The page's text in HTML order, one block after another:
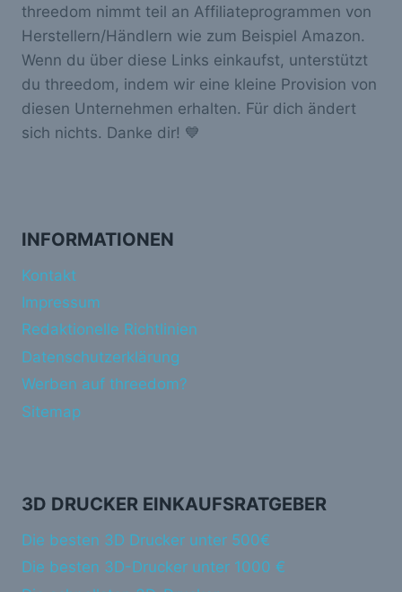
threedom nimmt teil an Affiliateprogrammen von
Herstellern/Händlern wie zum Beispiel Amazon.
Wenn du über diese Links einkaufst, unterstützt
du threedom, indem wir eine kleine Provision von
diesen Unternehmen erhalten. Für dich ändert
sich nichts. Danke dir! 💙
INFORMATIONEN
Kontakt
Impressum
Redaktionelle Richtlinien
Datenschutzerklärung
Werben auf threedom?
Sitemap
3D DRUCKER EINKAUFSRATGEBER
Die besten 3D Drucker unter 500€
Die besten 3D-Drucker unter 1000 €